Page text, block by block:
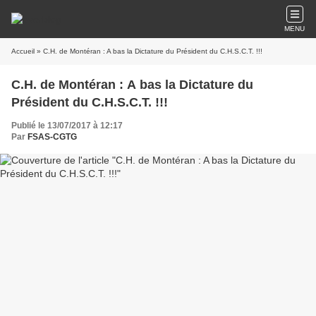
MENU
Accueil » C.H. de Montéran : A bas la Dictature du Président du C.H.S.C.T. !!!
C.H. de Montéran : A bas la Dictature du
Président du C.H.S.C.T. !!!
Publié le 13/07/2017 à 12:17
Par FSAS-CGTG